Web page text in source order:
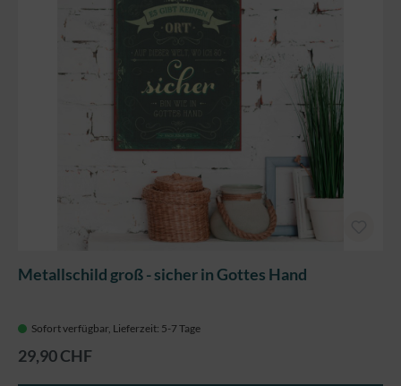
Metallschild groß - sicher in Gottes Hand
Sofort verfügbar, Lieferzeit: 5-7 Tage
29,90 CHF